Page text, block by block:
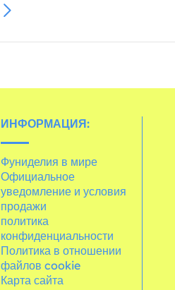
ИНФОРМАЦИЯ:
Фуниделия в мире
Официальное
уведомление и условия
продажи
политика
конфиденциальности
Политика в отношении
файлов cookie
Карта сайта